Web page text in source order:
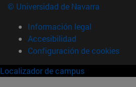
© Universidad de Navarra
Información legal
Accesibilidad
Configuración de cookies
Localizador de campus